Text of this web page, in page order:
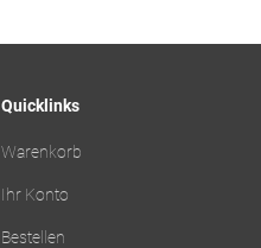
Quicklinks
Warenkorb
Ihr Konto
Bestellen